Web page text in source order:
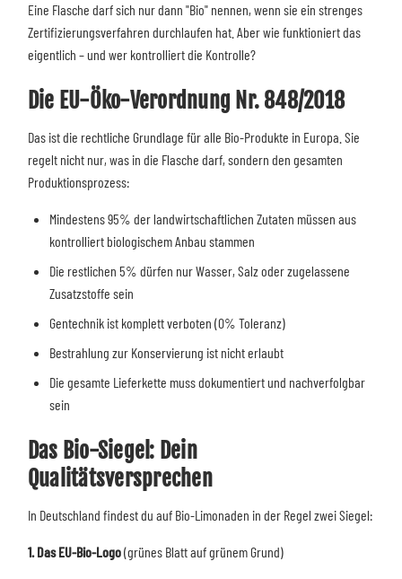
Eine Flasche darf sich nur dann "Bio" nennen, wenn sie ein strenges
Zertifizierungsverfahren durchlaufen hat. Aber wie funktioniert das
eigentlich – und wer kontrolliert die Kontrolle?
Die EU-Öko-Verordnung Nr. 848/2018
Das ist die rechtliche Grundlage für alle Bio-Produkte in Europa. Sie
regelt nicht nur, was in die Flasche darf, sondern den gesamten
Produktionsprozess:
Mindestens 95% der landwirtschaftlichen Zutaten müssen aus
kontrolliert biologischem Anbau stammen
Die restlichen 5% dürfen nur Wasser, Salz oder zugelassene
Zusatzstoffe sein
Gentechnik ist komplett verboten (0% Toleranz)
Bestrahlung zur Konservierung ist nicht erlaubt
Die gesamte Lieferkette muss dokumentiert und nachverfolgbar
sein
Das Bio-Siegel: Dein
Qualitätsversprechen
In Deutschland findest du auf Bio-Limonaden in der Regel zwei Siegel:
1. Das EU-Bio-Logo(grünes Blatt auf grünem Grund)